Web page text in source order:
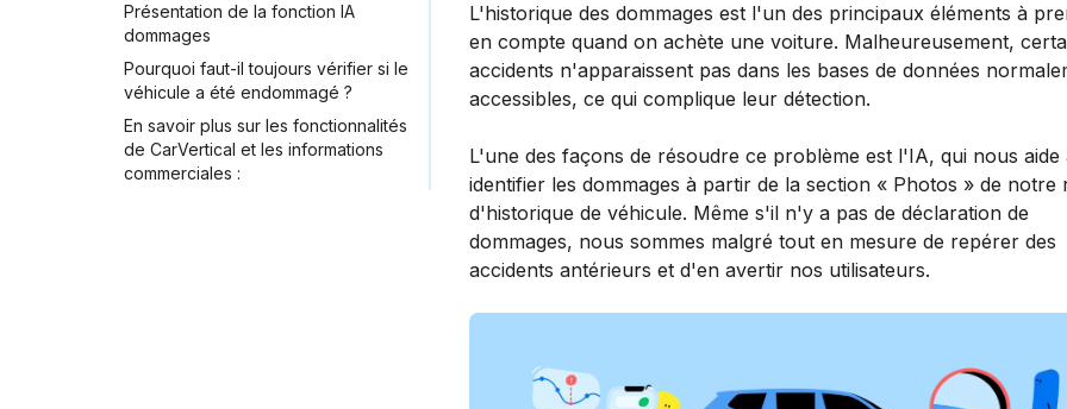
Présentation de la fonction IA
dommages
Pourquoi faut-il toujours vérifier si le
véhicule a été endommagé ?
En savoir plus sur les fonctionnalités
de CarVertical et les informations
commerciales :
L'historique des dommages est l'un des principaux éléments à
en compte quand on achète une voiture. Malheureusement,
accidents n'apparaissent pas dans les bases de données
accessibles, ce qui complique leur détection.
L'une des façons de résoudre ce problème est l'IA, qui nous aide
identifier les dommages à partir de la section « Photos » de notre
d'historique de véhicule. Même s'il n'y a pas de déclaration de
dommages, nous sommes malgré tout en mesure de repérer des
accidents antérieurs et d'en avertir nos utilisateurs.